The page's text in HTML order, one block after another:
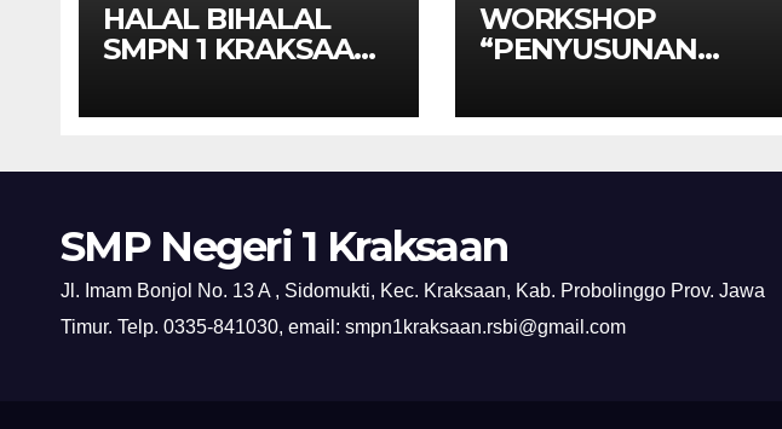
HALAL BIHALAL
SMPN 1 KRAKSAAN
MEMPERINGATI
NASIONAL
WORKSHOP
“PENYUSUNAN
KRAKSAAN
SMP Negeri 1 Kraksaan
Jl. Imam Bonjol No. 13 A , Sidomukti, Kec. Kraksaan, Kab. Probolinggo Prov. Jawa
Timur. Telp. 0335-841030, email: smpn1kraksaan.rsbi@gmail.com